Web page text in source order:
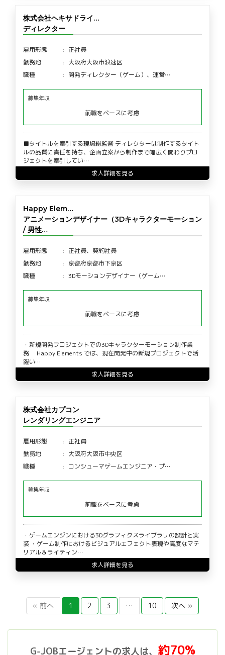
株式会社ヘキサドライ…
ディレクター
雇用形態
正社員
勤務地
大阪府大阪市浪速区
職種
開発ディレクター（ゲーム）、運営…
募集年収
前職をベースに考慮
■タイトルを牽引する現場総監督 ディレクターは制作するタイト
ルの品質に責任を持ち、企画立案から制作まで幅広く関わりプロ
ジェクトを牽引してい…
求人詳細を見る
Happy Elem…
アニメーションデザイナー（3Dキャラクターモーション
/ 男性…
雇用形態
正社員、契約社員
勤務地
京都府京都市下京区
職種
3Dモーションデザイナー（ゲーム…
募集年収
前職をベースに考慮
・新規開発プロジェクトでの3Dキャラクターモーション制作業
務 Happy Elements では、現在開発中の新規プロジェクトで活
躍い…
求人詳細を見る
株式会社カプコン
レンダリングエンジニア
雇用形態
正社員
勤務地
大阪府大阪市中央区
職種
コンシューマゲームエンジニア・プ…
募集年収
前職をベースに考慮
・ゲームエンジンにおける3Dグラフィクスライブラリの設計と実
装 ・ゲーム制作におけるビジュアルエフェクト表現や高度なマテ
リアル＆ライティン…
求人詳細を見る
« 前へ 1 2 3 … 10 次へ »
G-JOBエージェントの求人は、 約70%